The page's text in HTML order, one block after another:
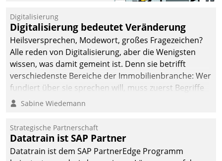
Jahresbeginn eine
Überblick, Einsicht und
Eingriff bietende Lösung.
Zur Entwicklung setzte
man auf
Cloudtechnologie,
bewährte und Startup-
agile Projektmethoden.
Digitalisierung
Digitalisierung bedeutet Veränderung
Heilsversprechen, Modewort, großes Fragezeichen?
Alle reden von Digitalisierung, aber die Wenigsten
wissen, was damit gemeint ist. Denn sie betrifft
verschiedenste Bereiche der Immobilienbranche: Wer
fundiert über sie sprechen will, muss zuerst Begriffe
klären. Ein Aspekt ist die betriebliche Optimierung:
Einsparungen durch optimierte und automatisierte
Prozesse. Doch man darf nicht zu viel erwarten: Allein
mit der Einführung einer neuen Software ist es nicht
Sabine Wiedemann
Strategische Partnerschaft
Datatrain ist SAP Partner
Datatrain ist dem SAP PartnerEdge Programm